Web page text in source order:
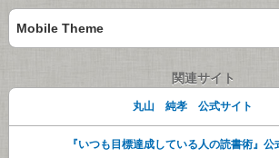
Mobile Theme
関連サイト
丸山 純孝 公式サイト
『いつも目標達成している人の読書術』公